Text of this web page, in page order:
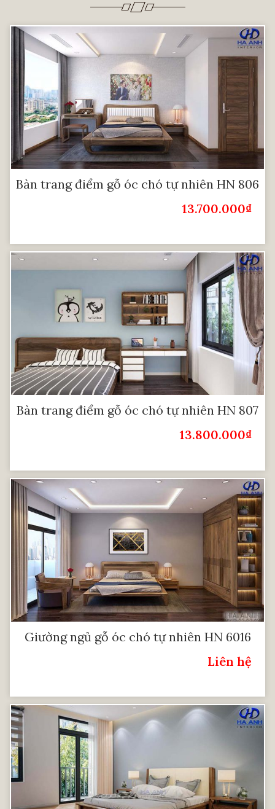
Bàn trang điểm gỗ óc chó tự nhiên HN 806
13.700.000₫
Bàn trang điểm gỗ óc chó tự nhiên HN 807
13.800.000₫
Giường ngủ gỗ óc chó tự nhiên HN 6016
Liên hệ